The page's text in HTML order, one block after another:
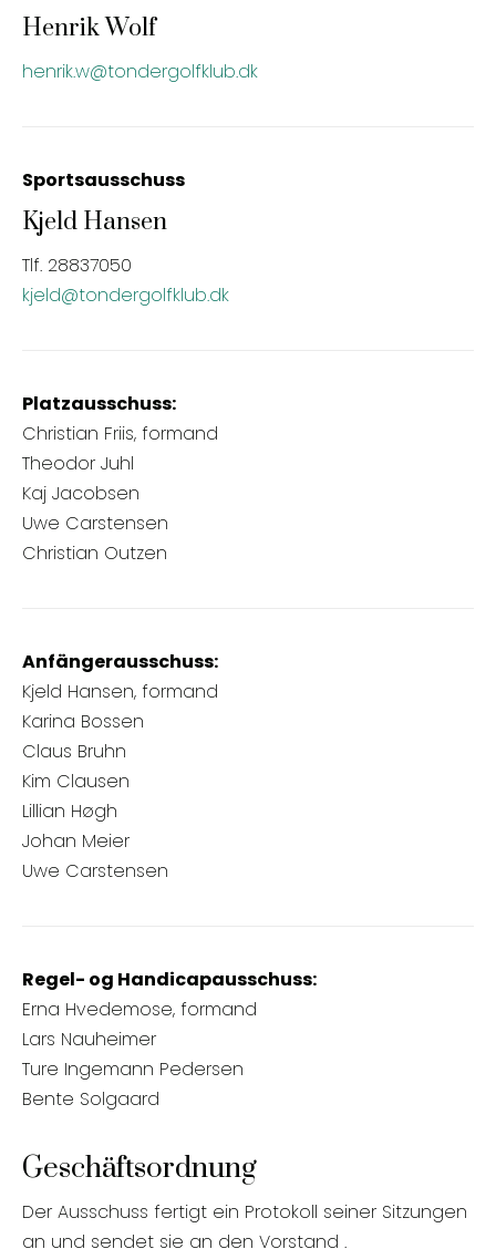
Henrik Wolf
henrik.w@tondergolfklub.dk
Sportsausschuss
Kjeld Hansen
Tlf. 28837050
kjeld@tondergolfklub.dk
Platzausschuss:
Christian Friis, formand
Theodor Juhl
Kaj Jacobsen
Uwe Carstensen
Christian Outzen
Anfängerausschuss:
Kjeld Hansen, formand
Karina Bossen
Claus Bruhn
Kim Clausen
Lillian Høgh
Johan Meier
Uwe Carstensen
Regel- og Handicapausschuss:
Erna Hvedemose, formand
Lars Nauheimer
Ture Ingemann Pedersen
Bente Solgaard
Geschäftsordnung
Der Ausschuss fertigt ein Protokoll seiner Sitzungen
an und sendet sie an den Vorstand .